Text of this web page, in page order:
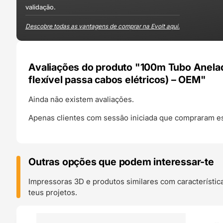
validação.
Descobre todas as vantagens de comprar na Evolt aqui.
Avaliações do produto "100m Tubo
flexível passa cabos elétricos) – OEM"
Ainda não existem avaliações.
Apenas clientes com sessão iniciada que compraram
Outras opções que podem interessar-te
Impressoras 3D e produtos similares com
teus projetos.